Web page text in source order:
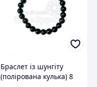
Браслет із шунгіту
(полірована кулька) 8